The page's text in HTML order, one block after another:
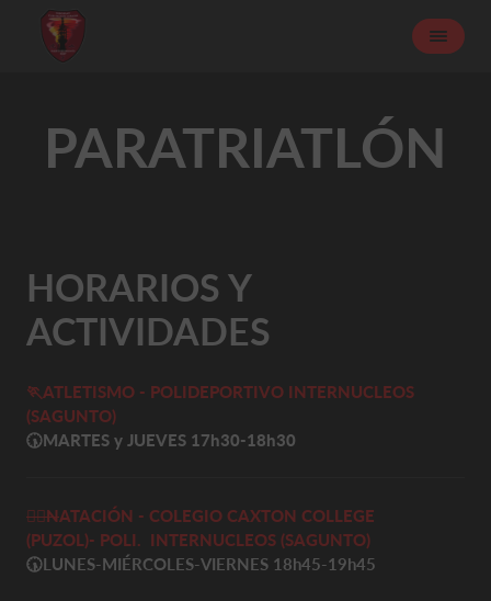
PARATRIATLÓN
HORARIOS Y
ACTIVIDADES
🏃ATLETISMO - POLIDEPORTIVO INTERNUCLEOS
(SAGUNTO)
🕠MARTES y JUEVES 17h30-18h30
🏊‍♀️NATACIÓN - COLEGIO CAXTON COLLEGE
(PUZOL)- POLI. INTERNUCLEOS (SAGUNTO)
🕠LUNES-MIÉRCOLES-VIERNES 18h45-19h45